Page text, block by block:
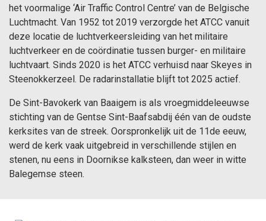
het voormalige ‘Air Traffic Control Centre’ van de Belgische
Luchtmacht. Van 1952 tot 2019 verzorgde het ATCC vanuit
deze locatie de luchtverkeersleiding van het militaire
luchtverkeer en de coördinatie tussen burger- en militaire
luchtvaart. Sinds 2020 is het ATCC verhuisd naar Skeyes in
Steenokkerzeel. De radarinstallatie blijft tot 2025 actief.
De Sint-Bavokerk van Baaigem is als vroegmiddeleeuwse
stichting van de Gentse Sint-Baafsabdij één van de oudste
kerksites van de streek. Oorspronkelijk uit de 11de eeuw,
werd de kerk vaak uitgebreid in verschillende stijlen en
stenen, nu eens in Doornikse kalksteen, dan weer in witte
Balegemse steen.